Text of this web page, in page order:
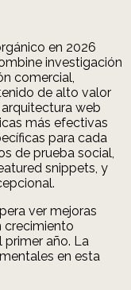
en 2026
investigación
comercial,
de alto valor
web
más efectivas
para cada
de prueba social,
snippets, y
ver mejoras
crecimiento
año. La
en esta